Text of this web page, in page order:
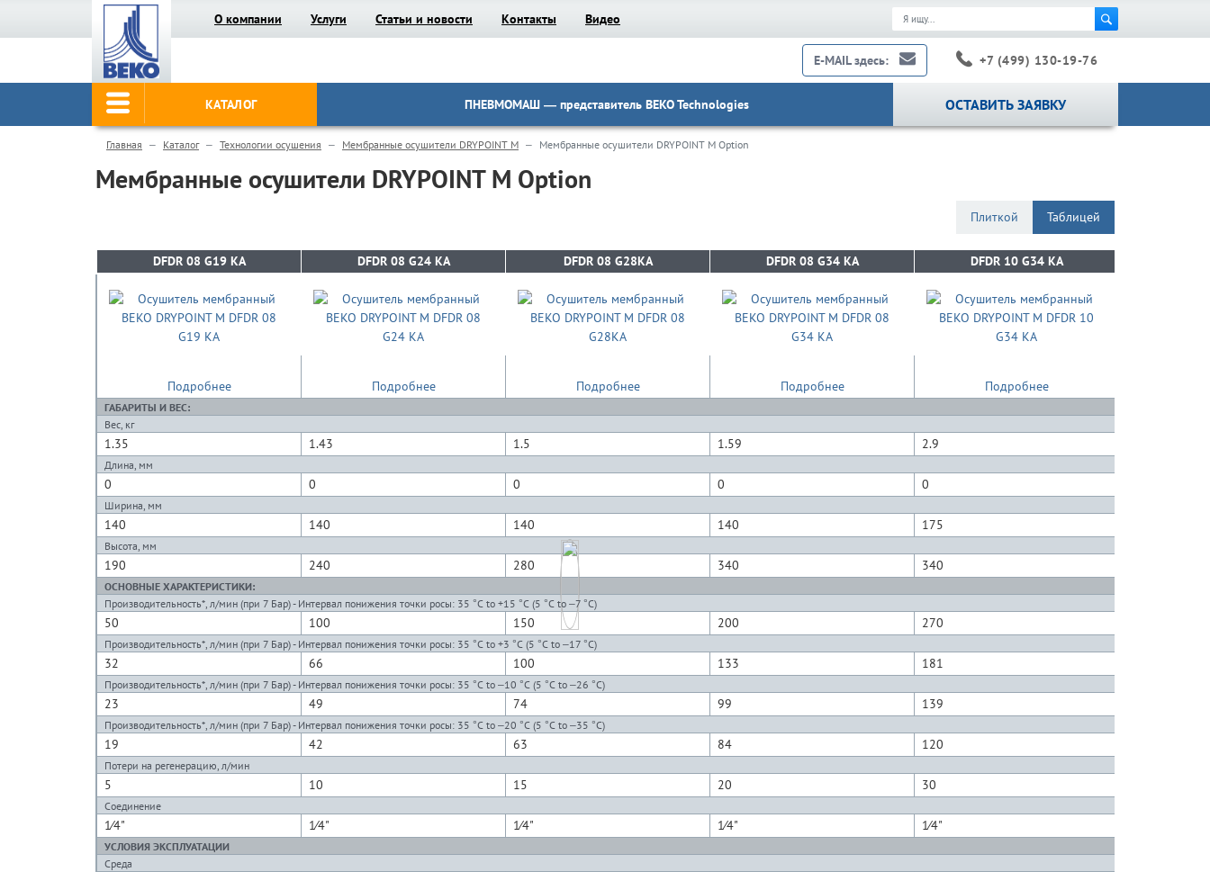
О компании Услуги Статьи и новости Контакты Видео
E-MAIL здесь: +7 (499) 130-19-76
КАТАЛОГ ПНЕВМОМАШ — представитель BEKO Technologies ОСТАВИТЬ ЗАЯВКУ
Главная Каталог Технологии осушения Мембранные осушители DRYPOINT M Мембранные осушители DRYPOINT M Option
Мембранные осушители DRYPOINT M Option
Плиткой Таблицей
DFDR 08 G19 KA DFDR 08 G24 KA DFDR 08 G28KA DFDR 08 G34 KA DFDR 10 G34 KA
DFDR 08 G19 KA DFDR 08 G24 KA DFDR 08 G28KA DFDR 08 G34 KA DFDR 10 G34 KA
Подробнее Подробнее Подробнее Подробнее Подробнее
ГАБАРИТЫ И ВЕС:
Вес, кг
1.35 1.43 1.5 1.59 2.9
Длина, мм
0 0 0 0 0
Ширина, мм
140 140 140 140 175
Высота, мм
190 240 280 340 340
ОСНОВНЫЕ ХАРАКТЕРИСТИКИ:
Производительность*, л/мин (при 7 Бар) - Интервал понижения точки росы: 35 °C to +15 °C (5 °C to –7 °C)
50 100 150 200 270
Производительность*, л/мин (при 7 Бар) - Интервал понижения точки росы: 35 °C to +3 °C (5 °C to –17 °C)
32 66 100 133 181
Производительность*, л/мин (при 7 Бар) - Интервал понижения точки росы: 35 °C to –10 °C (5 °C to –26 °C)
23 49 74 99 139
Производительность*, л/мин (при 7 Бар) - Интервал понижения точки росы: 35 °C to –20 °C (5 °C to –35 °C)
19 42 63 84 120
Потери на регенерацию, л/мин
5 10 15 20 30
Соединение
1⁄4" 1⁄4" 1⁄4" 1⁄4" 1⁄4"
УСЛОВИЯ ЭКСПЛУАТАЦИИ
Среда